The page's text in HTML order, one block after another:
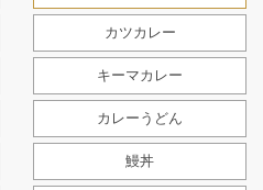
カツカレー
キーマカレー
カレーうどん
鰻丼